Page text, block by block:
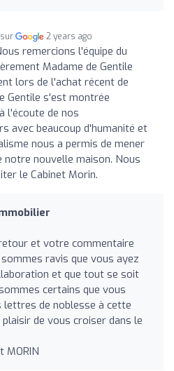
2 years ago
remercions l'équipe du
Madame de Gentile
lors de l'achat récent de
Gentile s'est montrée
l'écoute de nos
avec beaucoup d'humanité et
nous a permis de mener
notre nouvelle maison. Nous
le Cabinet Morin.
et votre commentaire
ravis que vous ayez
et que tout se soit
certains que vous
lettres de noblesse à cette
de vous croiser dans le
MORIN